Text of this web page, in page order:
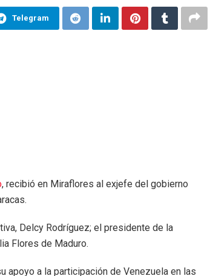
Telegram
, recibió en Miraflores al exjefe del gobierno
Delcy Rodríguez; el presidente de la
Flores de Maduro.
apoyo a la participación de Venezuela en las